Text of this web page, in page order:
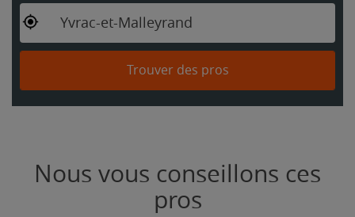
Yvrac-et-Malleyrand
Trouver des pros
Nous vous conseillons ces
pros